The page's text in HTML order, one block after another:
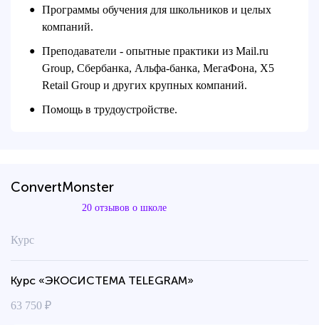
●
Программы обучения для школьников и целых
компаний.
●
Преподаватели - опытные практики из Mail.ru
Group, Сбербанка, Альфа-банка, МегаФона, X5
Retail Group и других крупных компаний.
● Помощь в трудоустройстве.
ConvertMonster
20 отзывов о школе
Курс
Курс «ЭКОСИСТЕМА TELEGRAM»
63 750 ₽